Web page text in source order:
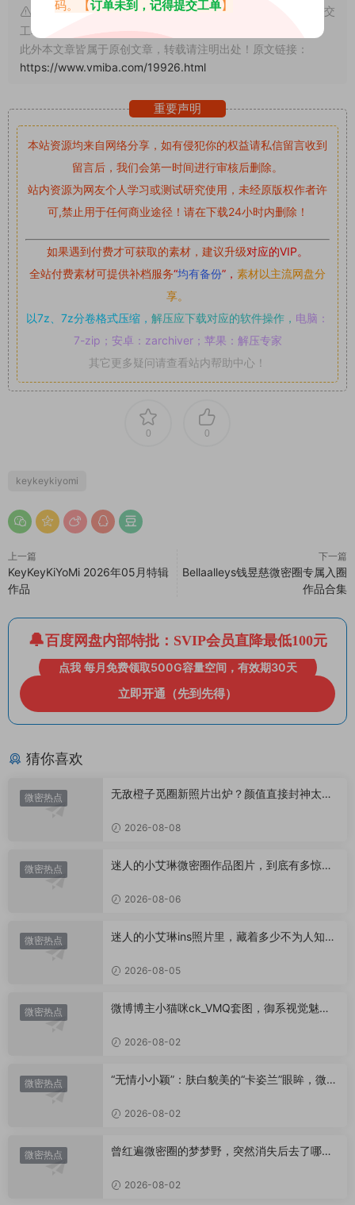
申明：本文资源均来源网友分享，若侵犯了您的权限可以提交
工单处理。
此外本文章皆属于原创文章，转载请注明出处！原文链接：
https://www.vmiba.com/19926.html
重要声明
本站资源均来自网络分享，如有侵犯你的权益请私信留言收到
留言后，我们会第一时间进行审核后删除。
站内资源为网友个人学习或测试研究使用，未经原版权作者许
可,禁止用于任何商业途径！请在下载24小时内删除！
如果遇到付费才可获取的素材，建议升级对应的VIP。
全站付费素材可提供补档服务“均有备份”， 素材以主流网盘分
享。
以7z、7z分卷格式压缩， 解压应下载对应的软件操作， 电脑：
7-zip；安卓：zarchiver；苹果：解压专家
其它更多疑问请查看站内帮助中心！
0 0
keykeykiyomi
上一篇
KeyKeyKiYoMi 2026年05月特辑
作品
下一篇
Bellaalleys钱昱慈微密圈专属入圈
作品合集
百度网盘内部特批：SVIP会员直降最低100元
点我 每月免费领取500G容量空间，有效期30天
立即开通（先到先得）
猜你喜欢
微密热点
无敌橙子觅圈新照片出炉？颜值直接封神太惊
2026-08-08
微密热点
迷人的小艾琳微密圈作品图片，到底有多惊
2026-08-06
微密热点
迷人的小艾琳ins照片里，藏着多少不为人知的
2026-08-05
微密热点
微博博主小猫咪ck_VMQ套图，御系视觉魅力
2026-08-02
微密热点
“无情小小颖”：肤白貌美的“卡姿兰”眼眸，微密
2026-08-02
微密热点
曾红遍微密圈的梦梦野，突然消失后去了哪
2026-08-02
码。【订单未到，记得提交工单】